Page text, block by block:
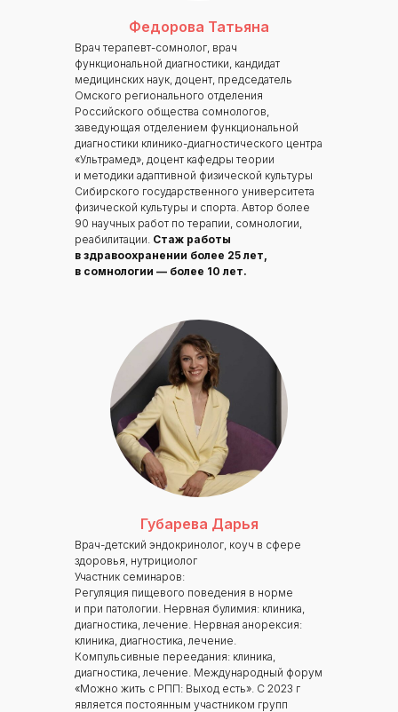
Федорова Татьяна
Врач терапевт-сомнолог, врач
функциональной диагностики, кандидат
медицинских наук, доцент, председатель
Омского регионального отделения
Российского общества сомнологов,
заведующая отделением функциональной
диагностики клинико-диагностического центра
«Ультрамед», доцент кафедры теории
и методики адаптивной физической культуры
Сибирского государственного университета
физической культуры и спорта. Автор более
90 научных работ по терапии, сомнологии,
реабилитации. Стаж работы
в здравоохранении более 25 лет,
в сомнологии — более 10 лет.
Губарева Дарья
Врач-детский эндокринолог, коуч в сфере
здоровья, нутрициолог
Участник семинаров:
Регуляция пищевого поведения в норме
и при патологии. Нервная булимия: клиника,
диагностика, лечение. Нервная анорексия:
клиника, диагностика, лечение.
Компульсивные переедания: клиника,
диагностика, лечение. Международный форум
«Можно жить с РПП: Выход есть». С 2023 г
является постоянным участником групп
©2026 ООО «МЦ МФО» МОСКВА
Соглашение о конфиденциальности
Политика конфиденциальности
Юридический адрес: 107031, г.Москва, вн.тер.г.
Муниципальный Округ Мещанский, ул Кузнецкий
Мост, д. 19, стр.2
Оферта об образовательных услугах
Публичная оферта
info@kursmedik.ru
Профессиональная подготовка
Повышение квалификации
С высшим образованием
Новые курсы
Эндокринология
Детская нутрициология
Молекулярная нутрициология
Со средним образованием
С высшим образованием
Подготовка документов
Прохождение тестов по клиническим
рекомендациям на портале НМО
специализированной аккредитации
Периодическая аккредитация «под ключ»